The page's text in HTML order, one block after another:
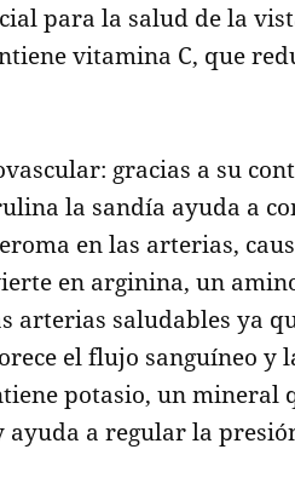
para la salud de la
vitamina C, que
gracias a su
la sandía ayuda a
en las arterias,
en arginina, un
arterias saludables ya
el flujo sanguíneo y
potasio, un mineral
ayuda a regular la